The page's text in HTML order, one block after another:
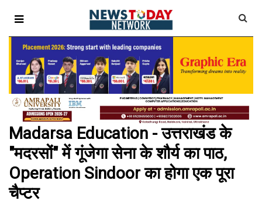
Madarsa Education - उत्तराखंड के
"मदरसों" में गूंजेगा सेना के शौर्य का पाठ,
Operation Sindoor का होगा एक पूरा
चैप्टर